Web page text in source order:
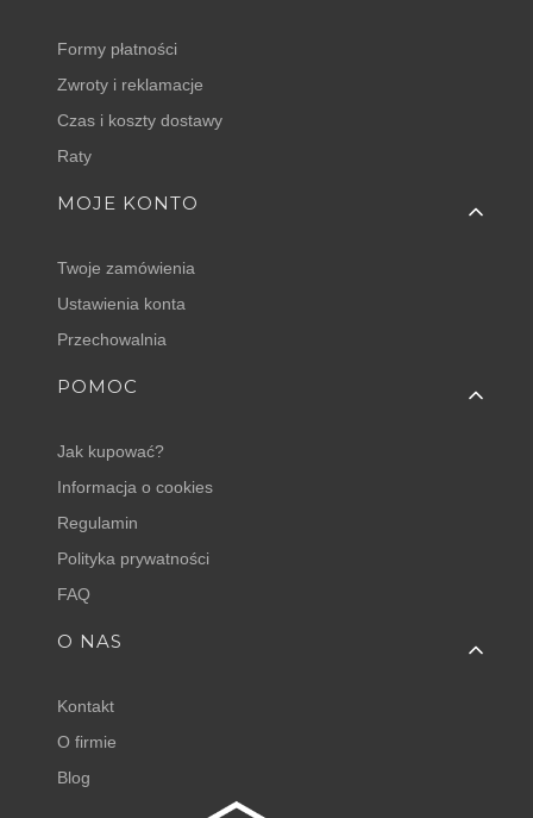
Formy płatności
Zwroty i reklamacje
Czas i koszty dostawy
Raty
MOJE KONTO
Twoje zamówienia
Ustawienia konta
Przechowalnia
POMOC
Jak kupować?
Informacja o cookies
Regulamin
Polityka prywatności
FAQ
O NAS
Kontakt
O firmie
Blog